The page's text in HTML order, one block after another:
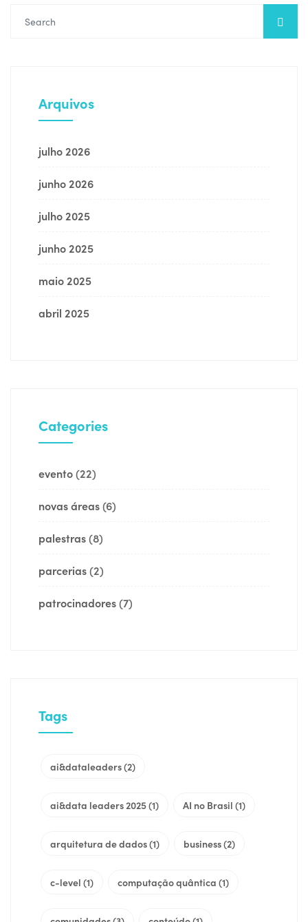
Arquivos
julho 2026
junho 2026
julho 2025
junho 2025
maio 2025
abril 2025
Categories
evento(22)
novas áreas(6)
palestras(8)
parcerias(2)
patrocinadores(7)
Tags
ai&dataleaders(2)
ai&data leaders 2025(1) AI no Brasil (1)
arquitetura de dados(1) business(2)
c-level (1) computação quântica (1)